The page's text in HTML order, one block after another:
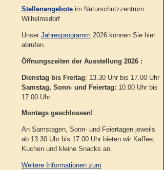
Stellenangebote im Naturschutzzentrum
Wilhelmsdorf
Unser Jahresprogramm 2026 können Sie hier
abrufen.
Öffnungszeiten der Ausstellung 2026 :
Dienstag bis Freitag: 13.30 Uhr bis 17.00 Uhr
Samstag, Sonn- und Feiertag: 10.00 Uhr bis
17.00 Uhr
Montags geschlossen!
An Samstagen, Sonn- und Feiertagen jeweils
ab 13:30 Uhr bis 17:00 Uhr bieten wir Kaffee,
Kuchen und kleine Snacks an.
Weitere Informationen zum